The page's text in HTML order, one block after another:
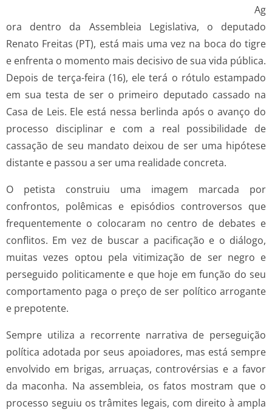
Ag
ora dentro da Assembleia Legislativa, o deputado
Renato Freitas (PT), está mais uma vez na boca do tigre
e enfrenta o momento mais decisivo de sua vida pública.
Depois de terça-feira (16), ele terá o rótulo estampado
em sua testa de ser o primeiro deputado cassado na
Casa de Leis. Ele está nessa berlinda após o avanço do
processo disciplinar e com a real possibilidade de
cassação de seu mandato deixou de ser uma hipótese
distante e passou a ser uma realidade concreta.
O petista construiu uma imagem marcada por
confrontos, polêmicas e episódios controversos que
frequentemente o colocaram no centro de debates e
conflitos. Em vez de buscar a pacificação e o diálogo,
muitas vezes optou pela vitimização de ser negro e
perseguido politicamente e que hoje em função do seu
comportamento paga o preço de ser político arrogante
e prepotente.
Sempre utiliza a recorrente narrativa de perseguição
política adotada por seus apoiadores, mas está sempre
envolvido em brigas, arruaças, controvérsias e a favor
da maconha. Na assembleia, os fatos mostram que o
processo seguiu os trâmites legais, com direito à ampla